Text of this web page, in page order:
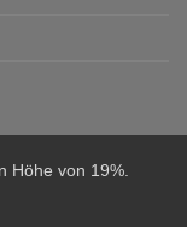
Höhe von 19%.